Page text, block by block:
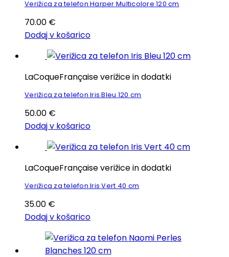
Verižica za telefon Harper Multicolore 120 cm
70.00 €
Dodaj v košarico
LaCoqueFrançaise verižice in dodatki
Verižica za telefon Iris Bleu 120 cm
50.00 €
Dodaj v košarico
LaCoqueFrançaise verižice in dodatki
Verižica za telefon Iris Vert 40 cm
35.00 €
Dodaj v košarico